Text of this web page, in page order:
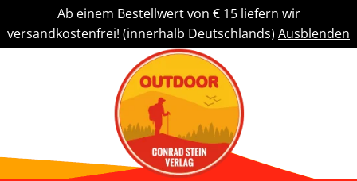
Ab einem Bestellwert von € 15 liefern wir
versandkostenfrei! (innerhalb Deutschlands) Ausblenden